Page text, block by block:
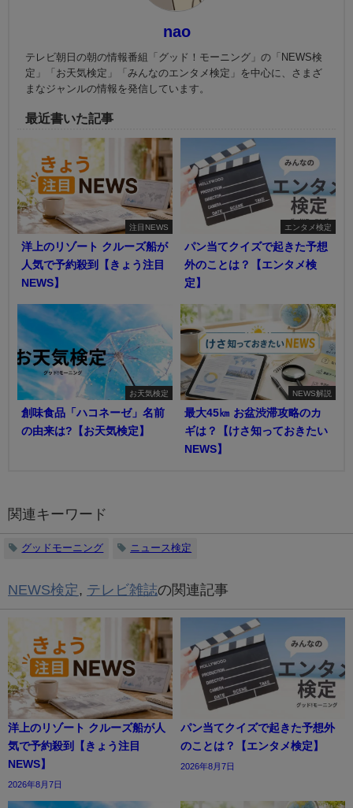
nao
テレビ朝日の朝の情報番組「グッド！モーニング」の「NEWS検
定」「お天気検定」「みんなのエンタメ検定」を中心に、さまざ
まなジャンルの情報を発信しています。
最近書いた記事
注目NEWS
洋上のリゾート クルーズ船が
人気で予約殺到【きょう注目
NEWS】
エンタメ検定
パン当てクイズで起きた予想
外のことは？【エンタメ検
定】
お天気検定
創味食品「ハコネーゼ」名前
の由来は?【お天気検定】
NEWS解説
最大45㎞ お盆渋滞攻略のカ
ギは？【けさ知っておきたい
NEWS】
関連キーワード
グッドモーニング ニュース検定
NEWS検定, テレビ雑誌の関連記事
洋上のリゾート クルーズ船が人
気で予約殺到【きょう注目
NEWS】
2026年8月7日
パン当てクイズで起きた予想外
のことは？【エンタメ検定】
2026年8月7日